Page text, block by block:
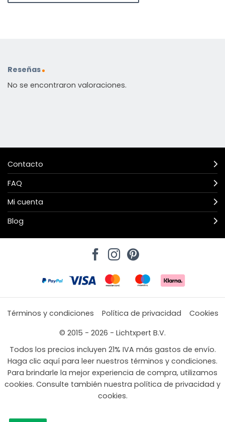
Reseñas
No se encontraron valoraciones.
Contacto
FAQ
Mi cuenta
Blog
Términos y condiciones Política de privacidad
Cookies
© 2015 - 2026 - Lichtxpert B.V.
Todos los precios incluyen 21% IVA más gastos de envío.
Haga clic aquí para leer nuestros términos y condiciones.
Para brindarle la mejor experiencia de compra, utilizamos
cookies. Consulte también nuestra política de privacidad y
cookies.